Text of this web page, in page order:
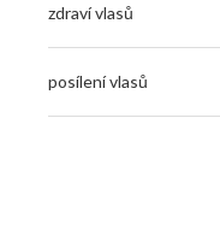
zdraví vlasů
posílení vlasů